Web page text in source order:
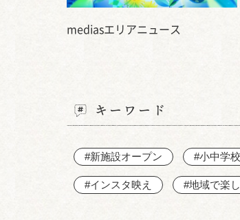
mediasエリアニュース
キーワード
#新施設オープン #小中学
#インスタ映え #地域で楽